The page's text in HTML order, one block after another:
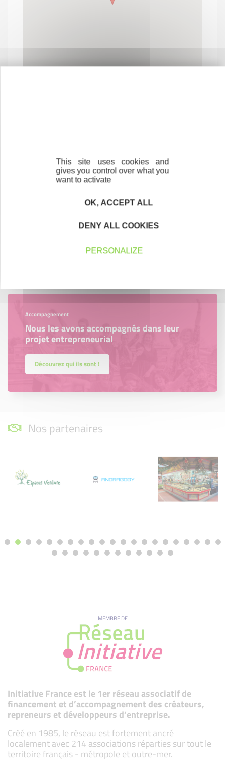
Trouvez à qui vous adresser
Créateurs, repreneurs, vos interlocuteurs en
Accompagnement
Nous les avons accompagnés dans leur
projet entrepreneurial
Découvrez qui ils sont !
Nos partenaires
MEMBRE DE
Initiative France est le 1er réseau associatif de
financement et d’accompagnement des créateurs,
repreneurs et développeurs d’entreprise.
Créé en 1985, le réseau est fortement ancré
localement avec 214 associations réparties sur tout le
territoire français - métropole et outre-mer.
This site uses cookies and
gives you control over what you
want to activate
OK, ACCEPT ALL
DENY ALL COOKIES
PERSONALIZE